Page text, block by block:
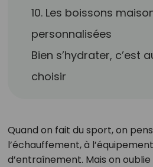
10. Les boissons
personnalisées
Bien s’hydrater, c’est
choisir
Quand on fait du sport, on
l’échauffement, à
d’entraînement. Mais on